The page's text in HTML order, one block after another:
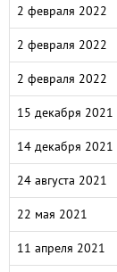
2 февраля 2022
2 февраля 2022
2 февраля 2022
15 декабря 2021
14 декабря 2021
24 августа 2021
22 мая 2021
11 апреля 2021